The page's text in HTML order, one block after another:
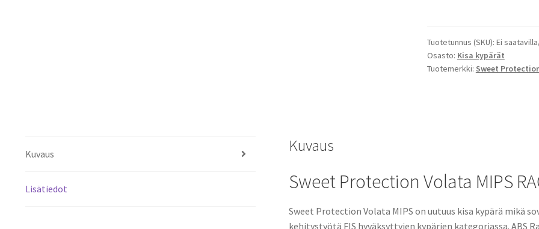
määrä
Tuotetunnus (SKU): Ei
Osasto: Kisa kypärät
Tuotemerkki: Sweet
Kuvaus
Lisätiedot
Kuvaus
Sweet Protection Volata MIPS
Sweet Protection Volata MIPS on uutuus kisa kypärä mikä
kehitystyötä FIS hyväksyttyjen kypärien kategoriassa.